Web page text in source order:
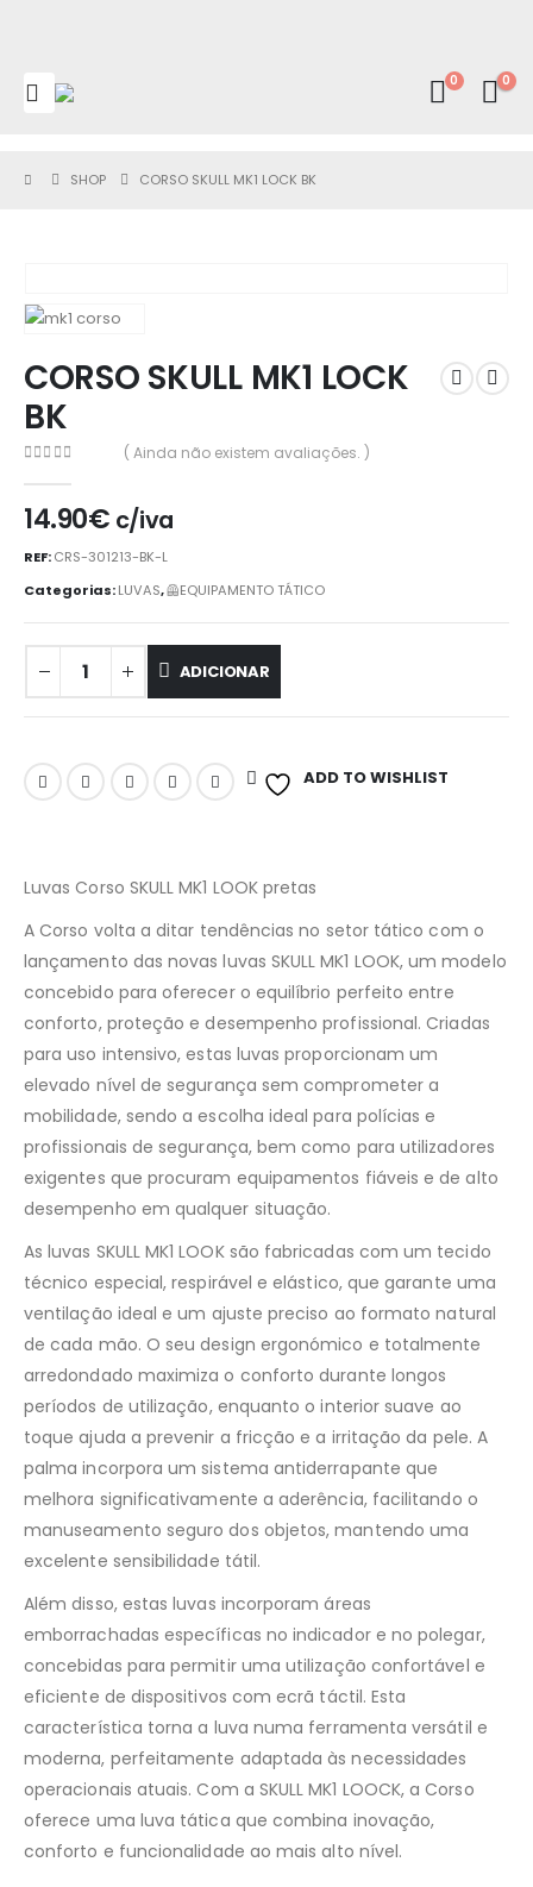
0 0
SHOP CORSO SKULL MK1 LOCK BK
CORSO SKULL MK1 LOCK
BK
( Ainda não existem avaliações. )
14.90€ c/iva
REF:CRS-301213-BK-L
Categorias:LUVAS,🦺EQUIPAMENTO TÁTICO
ADICIONAR
ADD TO WISHLIST
Luvas Corso SKULL MK1 LOOK pretas
A Corso volta a ditar tendências no setor tático com o
lançamento das novas luvas SKULL MK1 LOOK, um modelo
concebido para oferecer o equilíbrio perfeito entre
conforto, proteção e desempenho profissional. Criadas
para uso intensivo, estas luvas proporcionam um
elevado nível de segurança sem comprometer a
mobilidade, sendo a escolha ideal para polícias e
profissionais de segurança, bem como para utilizadores
exigentes que procuram equipamentos fiáveis ​​e de alto
desempenho em qualquer situação.
As luvas SKULL MK1 LOOK são fabricadas com um tecido
técnico especial, respirável e elástico, que garante uma
ventilação ideal e um ajuste preciso ao formato natural
de cada mão. O seu design ergonómico e totalmente
arredondado maximiza o conforto durante longos
períodos de utilização, enquanto o interior suave ao
toque ajuda a prevenir a fricção e a irritação da pele. A
palma incorpora um sistema antiderrapante que
melhora significativamente a aderência, facilitando o
manuseamento seguro dos objetos, mantendo uma
excelente sensibilidade tátil.
Além disso, estas luvas incorporam áreas
emborrachadas específicas no indicador e no polegar,
concebidas para permitir uma utilização confortável e
eficiente de dispositivos com ecrã táctil. Esta
característica torna a luva numa ferramenta versátil e
moderna, perfeitamente adaptada às necessidades
operacionais atuais. Com a SKULL MK1 LOOCK, a Corso
oferece uma luva tática que combina inovação,
conforto e funcionalidade ao mais alto nível.